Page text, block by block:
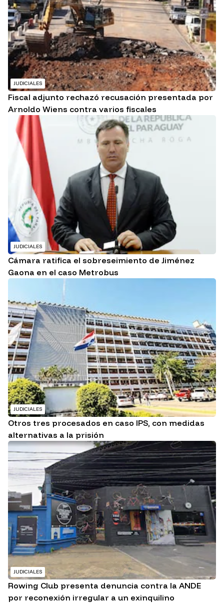
JUDICIALES
Fiscal adjunto rechazó recusación presentada por
Arnoldo Wiens contra varios fiscales
JUDICIALES
Cámara ratifica el sobreseimiento de Jiménez
Gaona en el caso Metrobus
JUDICIALES
Otros tres procesados en caso IPS, con medidas
alternativas a la prisión
JUDICIALES
Rowing Club presenta denuncia contra la ANDE
por reconexión irregular a un exinquilino